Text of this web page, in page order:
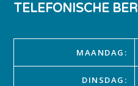
TELEFONISCHE
MAANDAG:
DINSDAG: